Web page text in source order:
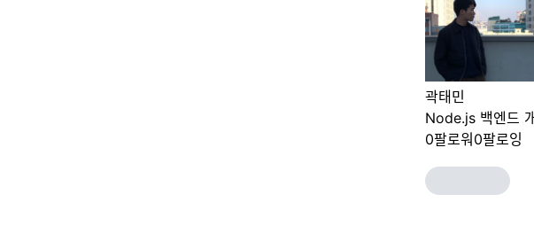
곽태민
Node.js 백엔드
0팔로워 0팔로잉